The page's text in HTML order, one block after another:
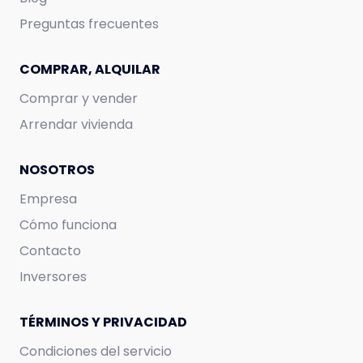
Preguntas frecuentes
COMPRAR, ALQUILAR
Comprar y vender
Arrendar vivienda
NOSOTROS
Empresa
Cómo funciona
Contacto
Inversores
TÉRMINOS Y PRIVACIDAD
Condiciones del servicio